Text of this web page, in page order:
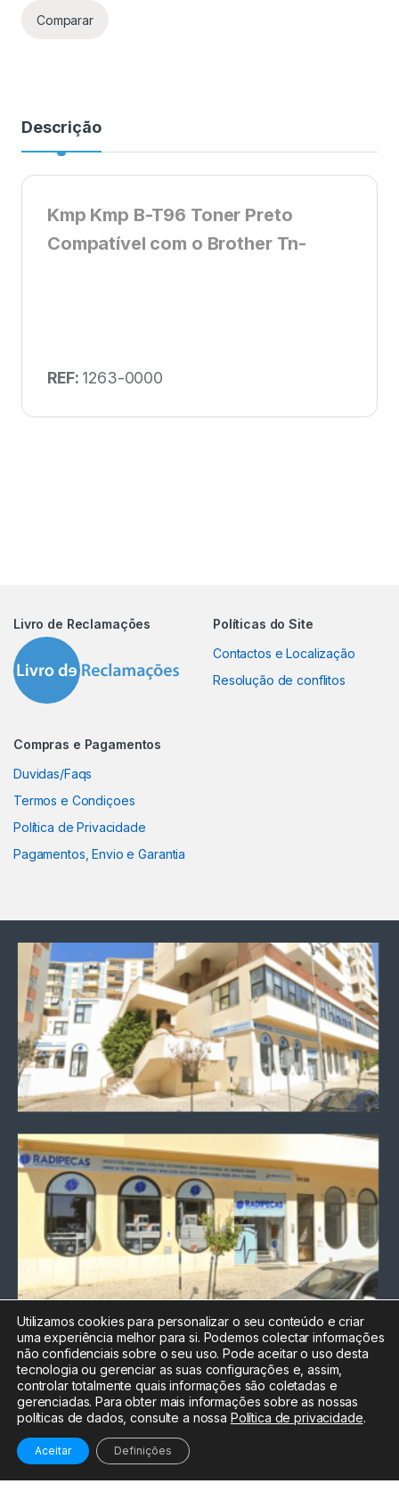
Comparar
Descrição
Kmp Kmp B-T96 Toner Preto
Compatível com o Brother Tn-
REF: 1263-0000
Livro de Reclamações
Políticas do Site
Contactos e Localização
Resolução de conflitos
Compras e Pagamentos
Duvidas/Faqs
Termos e Condiçoes
Política de Privacidade
Pagamentos, Envio e Garantia
Chamada para a rede fixa
nacional
Electrónica:212
588 047
Informática:212
588 044
Utilizamos cookies para personalizar o seu conteúdo e criar
uma experiência melhor para si. Podemos colectar informações
não confidenciais sobre o seu uso. Pode aceitar o uso desta
tecnologia ou gerenciar as suas configurações e, assim,
controlar totalmente quais informações são coletadas e
gerenciadas. Para obter mais informações sobre as nossas
políticas de dados, consulte a nossa Política de privacidade.
Aceitar Definições